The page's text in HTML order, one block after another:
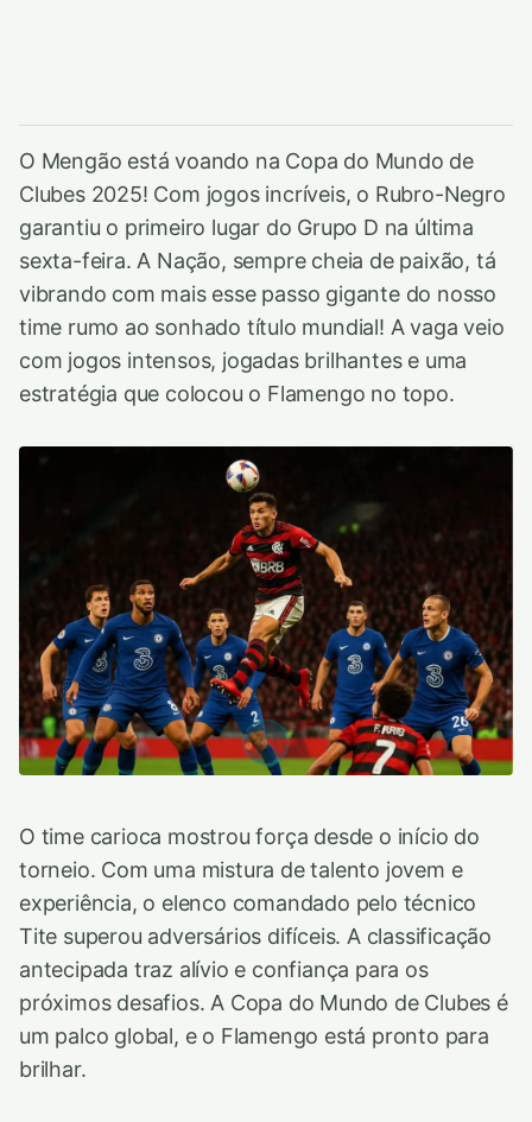
O Mengão está voando na Copa do Mundo de
Clubes 2025! Com jogos incríveis, o Rubro-Negro
garantiu o primeiro lugar do Grupo D na última
sexta-feira. A Nação, sempre cheia de paixão, tá
vibrando com mais esse passo gigante do nosso
time rumo ao sonhado título mundial! A vaga veio
com jogos intensos, jogadas brilhantes e uma
estratégia que colocou o Flamengo no topo.
O time carioca mostrou força desde o início do
torneio. Com uma mistura de talento jovem e
experiência, o elenco comandado pelo técnico
Tite superou adversários difíceis. A classificação
antecipada traz alívio e confiança para os
próximos desafios. A Copa do Mundo de Clubes é
um palco global, e o Flamengo está pronto para
brilhar.